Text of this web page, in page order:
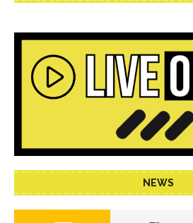
NEWS